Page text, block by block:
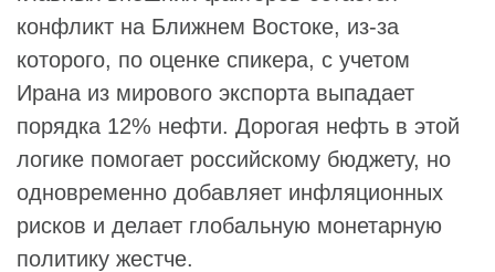
конфликт на Ближнем Востоке, из-за
которого, по оценке спикера, с учетом
Ирана из мирового экспорта выпадает
порядка 12% нефти. Дорогая нефть в этой
логике помогает российскому бюджету, но
одновременно добавляет инфляционных
рисков и делает глобальную монетарную
политику жестче.